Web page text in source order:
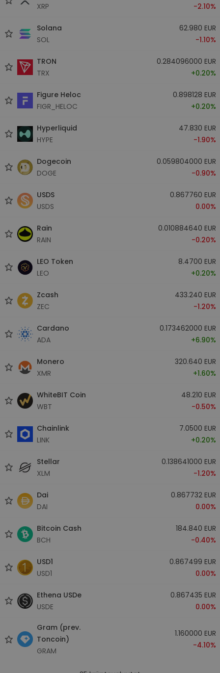
XRP
-2.10%
Solana
SOL
62.980 EUR
-1.10%
TRON
TRX
0.284096000 EUR
+0.20%
Figure Heloc
FIGR_HELOC
0.898128 EUR
+0.20%
Hyperliquid
HYPE
47.830 EUR
-1.90%
Dogecoin
DOGE
0.059804000 EUR
-0.90%
USDS
USDS
0.867760 EUR
0.00%
Rain
RAIN
0.010884640 EUR
-0.20%
LEO Token
LEO
8.4700 EUR
+0.20%
Zcash
ZEC
433.240 EUR
-1.20%
Cardano
ADA
0.173462000 EUR
+6.90%
Monero
XMR
320.640 EUR
+1.60%
WhiteBIT Coin
WBT
48.210 EUR
-0.50%
Chainlink
LINK
7.0500 EUR
+0.20%
Stellar
XLM
0.138641000 EUR
-1.20%
Dai
DAI
0.867732 EUR
0.00%
Bitcoin Cash
BCH
184.840 EUR
-0.40%
USD1
USD1
0.867499 EUR
0.00%
Ethena USDe
USDE
0.867435 EUR
0.00%
Gram (prev.
Toncoin)
GRAM
1.160000 EUR
-4.10%